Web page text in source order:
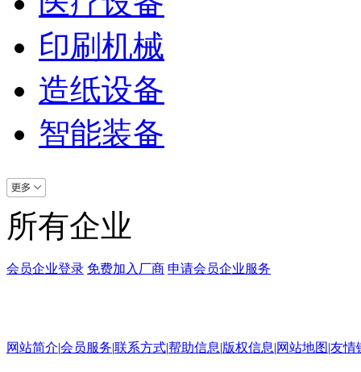
印刷机械
造纸设备
智能装备
所有企业
会员企业登录 免费加入厂商 申请会员企业服务
网站简介|会员服务|联系方式|帮助信息|版权信息|网站地图|友情